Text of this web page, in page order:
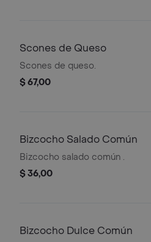
Scones de Queso
Scones de queso.
$ 67,00
Bizcocho Salado Común
Bizcocho salado común .
$ 36,00
Bizcocho Dulce Común